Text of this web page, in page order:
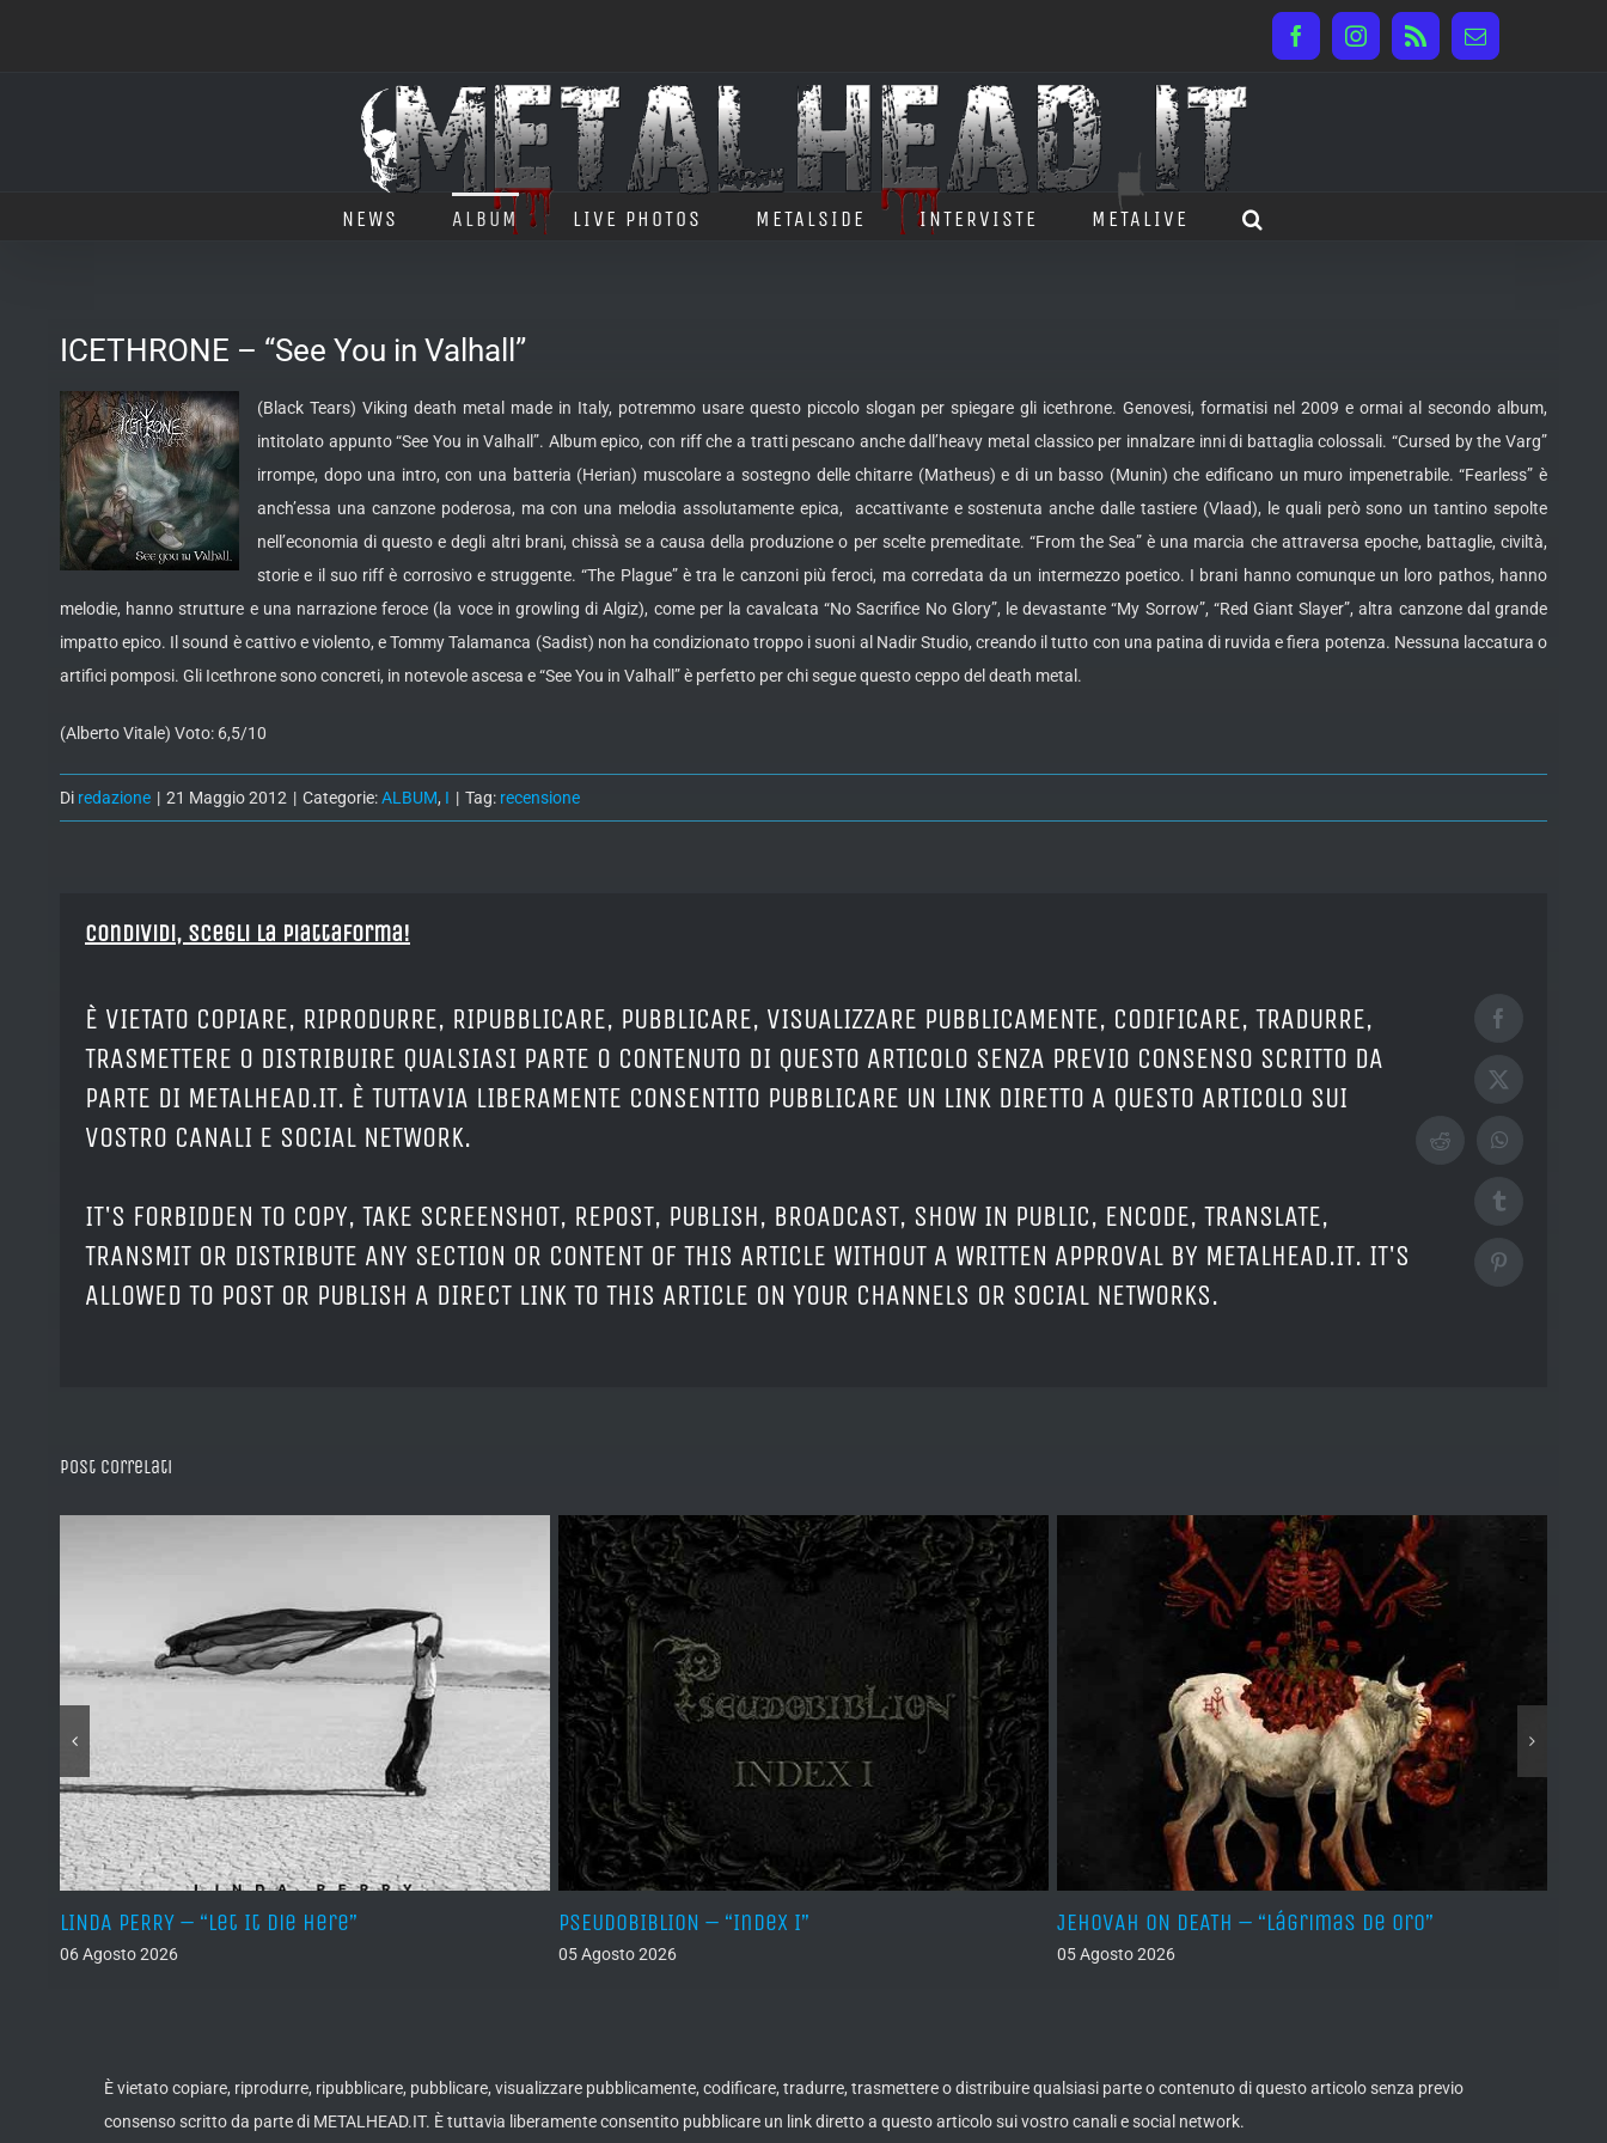
FacebookInstagram
Rss Email
NEWS ALBUM LIVE PHOTOS METALSIDE INTERVISTE METALIVE
ICETHRONE – “See You in Valhall”
(Black Tears) Viking death metal made in Italy, potremmo usare questo piccolo slogan per spiegare gli icethrone. Genovesi, formatisi nel 2009 e ormai al secondo album,
intitolato appunto “See You in Valhall”. Album epico, con riff che a tratti pescano anche dall’heavy metal classico per innalzare inni di battaglia colossali. “Cursed by the Varg”
irrompe, dopo una intro, con una batteria (Herian) muscolare a sostegno delle chitarre (Matheus) e di un basso (Munin) che edificano un muro impenetrabile. “Fearless” è
anch’essa una canzone poderosa, ma con una melodia assolutamente epica, accattivante e sostenuta anche dalle tastiere (Vlaad), le quali però sono un tantino sepolte
nell’economia di questo e degli altri brani, chissà se a causa della produzione o per scelte premeditate. “From the Sea” è una marcia che attraversa epoche, battaglie, civiltà,
storie e il suo riff è corrosivo e struggente. “The Plague” è tra le canzoni più feroci, ma corredata da un intermezzo poetico. I brani hanno comunque un loro pathos, hanno
melodie, hanno strutture e una narrazione feroce (la voce in growling di Algiz), come per la cavalcata “No Sacrifice No Glory”, le devastante “My Sorrow”, “Red Giant Slayer”, altra canzone dal grande
impatto epico. Il sound è cattivo e violento, e Tommy Talamanca (Sadist) non ha condizionato troppo i suoni al Nadir Studio, creando il tutto con una patina di ruvida e fiera potenza. Nessuna laccatura o
artifici pomposi. Gli Icethrone sono concreti, in notevole ascesa e “See You in Valhall” è perfetto per chi segue questo ceppo del death metal.
(Alberto Vitale) Voto: 6,5/10
Di redazione | 21 Maggio 2012 | Categorie:ALBUM, I | Tag: recensione
Condividi, Scegli la piattaforma!
È VIETATO COPIARE, RIPRODURRE, RIPUBBLICARE, PUBBLICARE, VISUALIZZARE PUBBLICAMENTE, CODIFICARE, TRADURRE,
TRASMETTERE O DISTRIBUIRE QUALSIASI PARTE O CONTENUTO DI QUESTO ARTICOLO SENZA PREVIO CONSENSO SCRITTO DA
PARTE DI METALHEAD.IT. È TUTTAVIA LIBERAMENTE CONSENTITO PUBBLICARE UN LINK DIRETTO A QUESTO ARTICOLO SUI
VOSTRO CANALI E SOCIAL NETWORK.
IT'S FORBIDDEN TO COPY, TAKE SCREENSHOT, REPOST, PUBLISH, BROADCAST, SHOW IN PUBLIC, ENCODE, TRANSLATE,
TRANSMIT OR DISTRIBUTE ANY SECTION OR CONTENT OF THIS ARTICLE WITHOUT A WRITTEN APPROVAL BY METALHEAD.IT. IT'S
ALLOWED TO POST OR PUBLISH A DIRECT LINK TO THIS ARTICLE ON YOUR CHANNELS OR SOCIAL NETWORKS.
Facebook
X
RedditWhatsApp
Tumblr
Pinterest
Post correlati
LINDA PERRY – “Let It Die Here”
06 Agosto 2026
PSEUDOBIBLION – “Index I”
05 Agosto 2026
JEHOVAH ON DEATH – “Lágrimas de Oro”
05 Agosto 2026
È vietato copiare, riprodurre, ripubblicare, pubblicare, visualizzare pubblicamente, codificare, tradurre, trasmettere o distribuire qualsiasi parte o contenuto di questo articolo senza previo
consenso scritto da parte di METALHEAD.IT. È tuttavia liberamente consentito pubblicare un link diretto a questo articolo sui vostro canali e social network.